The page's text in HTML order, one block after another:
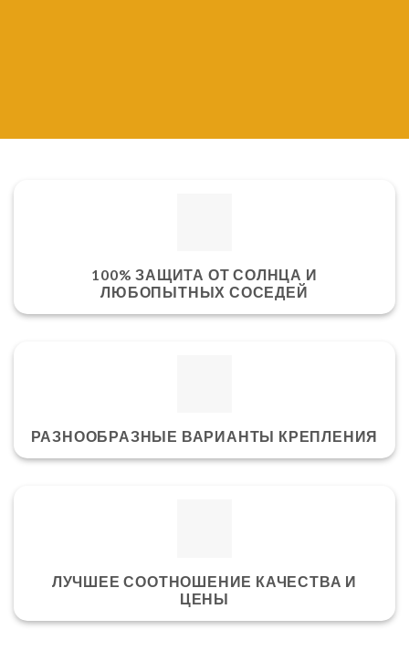
100% ЗАЩИТА ОТ СОЛНЦА И
ЛЮБОПЫТНЫХ СОСЕДЕЙ
РАЗНООБРАЗНЫЕ ВАРИАНТЫ КРЕПЛЕНИЯ
ЛУЧШЕЕ СООТНОШЕНИЕ КАЧЕСТВА И
ЦЕНЫ